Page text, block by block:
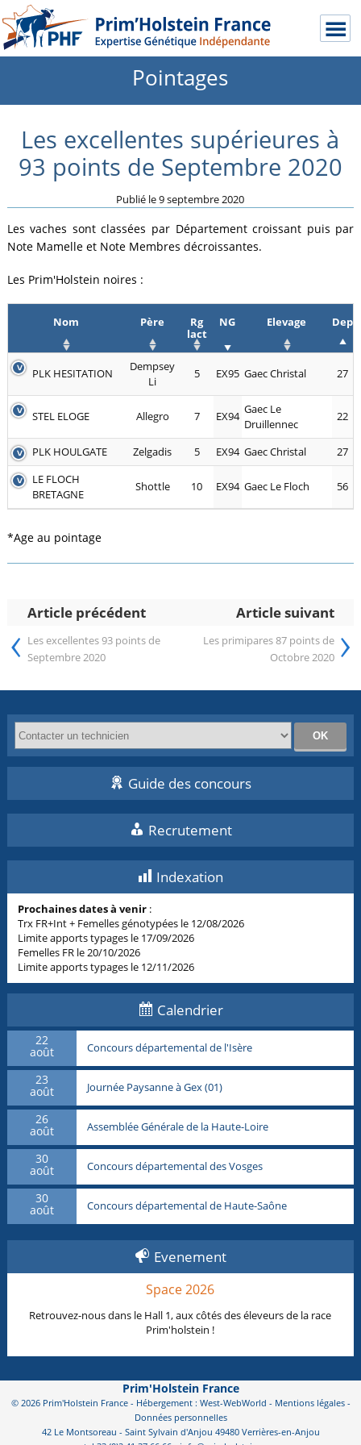
Pointages
Les excellentes supérieures à
93 points de Septembre 2020
Publié le9 septembre 2020
Les vaches sont classées par Département croissant puis par
Note Mamelle et Note Membres décroissantes.
Les Prim'Holstein noires :
Nom Père
Rg
lact
NG Elevage Dep
PLK HESITATION
Dempsey
Li
5 EX95 Gaec Christal 27
STEL ELOGE Allegro 7 EX94 Gaec Le
Druillennec
22
PLK HOULGATE Zelgadis 5 EX94 Gaec Christal
27
LE FLOCH
BRETAGNE
Shottle 10 EX94 Gaec Le Floch 56
*Age au pointage
Article précédent Article suivant
‹ Les excellentes 93 points de
Septembre 2020
Les primipares 87 points de
Octobre 2020 ›
Guide des concours
Recrutement
Indexation
Prochaines dates à venir :
Trx FR+Int + Femelles génotypées le 12/08/2026
Limite apports typages le 17/09/2026
Femelles FR le 20/10/2026
Limite apports typages le 12/11/2026
Calendrier
22
août Concours départemental de l'Isère
23
août Journée Paysanne à Gex (01)
26
août Assemblée Générale de la Haute-Loire
30
août Concours départemental des Vosges
30
août Concours départemental de Haute-Saône
Evenement
Space 2026
Retrouvez-nous dans le Hall 1, aux côtés des éleveurs de la race
Prim'holstein !
Prim'Holstein France
© 2026 Prim'Holstein France - Hébergement : West-WebWorld - Mentions légales-
Données personnelles
42 Le Montsoreau - Saint Sylvain d'Anjou 49480 Verrières-en-Anjou